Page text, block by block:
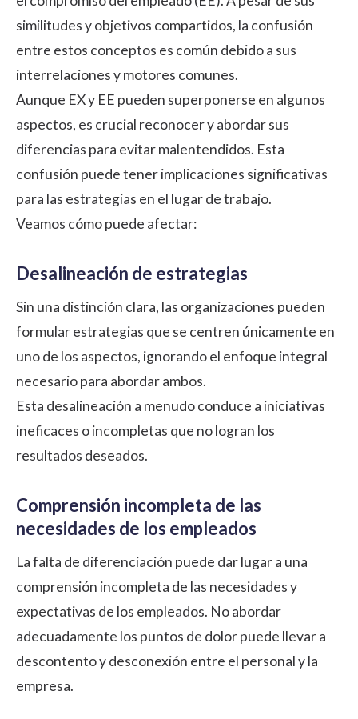
similitudes y objetivos compartidos, la confusión
entre estos conceptos es común debido a sus
interrelaciones y motores comunes.
Aunque EX y EE pueden superponerse en algunos
aspectos, es crucial reconocer y abordar sus
diferencias para evitar malentendidos. Esta
confusión puede tener implicaciones significativas
para las estrategias en el lugar de trabajo.
Veamos cómo puede afectar:
Desalineación de estrategias
Sin una distinción clara, las organizaciones pueden
formular estrategias que se centren únicamente en
uno de los aspectos, ignorando el enfoque integral
necesario para abordar ambos.
Esta desalineación a menudo conduce a iniciativas
ineficaces o incompletas que no logran los
resultados deseados.
Comprensión incompleta de las
necesidades de los empleados
La falta de diferenciación puede dar lugar a una
comprensión incompleta de las necesidades y
expectativas de los empleados. No abordar
adecuadamente los puntos de dolor puede llevar a
descontento y desconexión entre el personal y la
empresa.